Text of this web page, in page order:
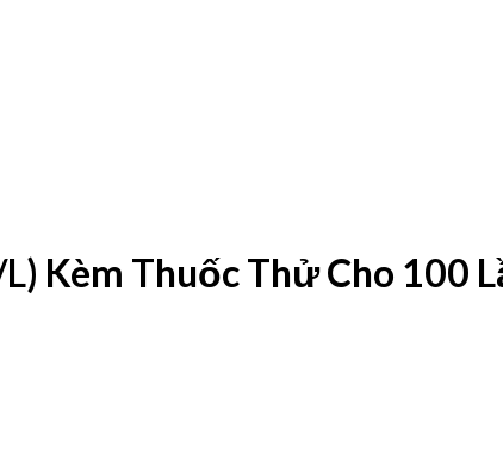
Kèm Thuốc Thử Cho 100